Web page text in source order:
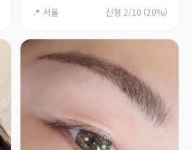
📍 서울 신청 2/10 (20%)